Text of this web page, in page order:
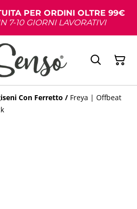
PER ORDINI OLTRE 99€
7-10 GIORNI LAVORATIVI
Con Ferretto / Freya | Offbeat